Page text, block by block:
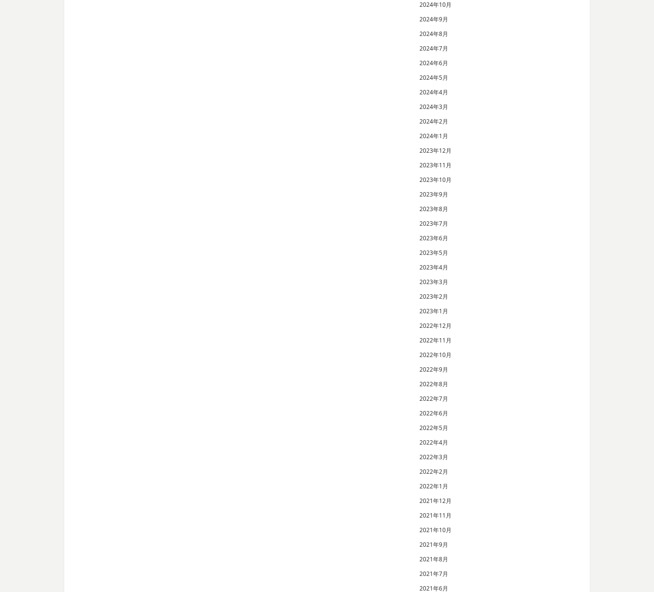
2024年10月
2024年9月
2024年8月
2024年7月
2024年6月
2024年5月
2024年4月
2024年3月
2024年2月
2024年1月
2023年12月
2023年11月
2023年10月
2023年9月
2023年8月
2023年7月
2023年6月
2023年5月
2023年4月
2023年3月
2023年2月
2023年1月
2022年12月
2022年11月
2022年10月
2022年9月
2022年8月
2022年7月
2022年6月
2022年5月
2022年4月
2022年3月
2022年2月
2022年1月
2021年12月
2021年11月
2021年10月
2021年9月
2021年8月
2021年7月
2021年6月